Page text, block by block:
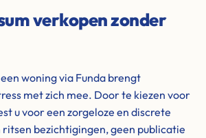
verkopen zonder
woning via Funda brengt
met zich mee. Door te kiezen voor
u voor een zorgeloze en discrete
bezichtigingen, geen publicatie